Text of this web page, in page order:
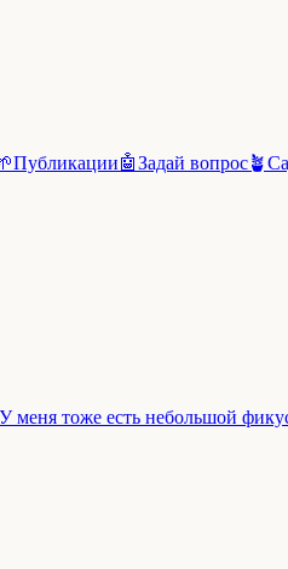
Публикации🤖Задай вопрос🪴
тоже есть небольшой